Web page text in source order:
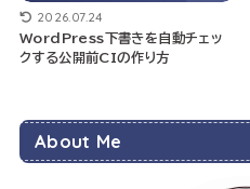
2026.07.24
WordPress下書きを自動チェッ
クする公開前CIの作り方
About Me